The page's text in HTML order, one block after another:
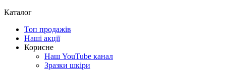
Каталог
Топ продажів
Наші акції
Корисне
Наш YouTube канал
Зразки шкіри